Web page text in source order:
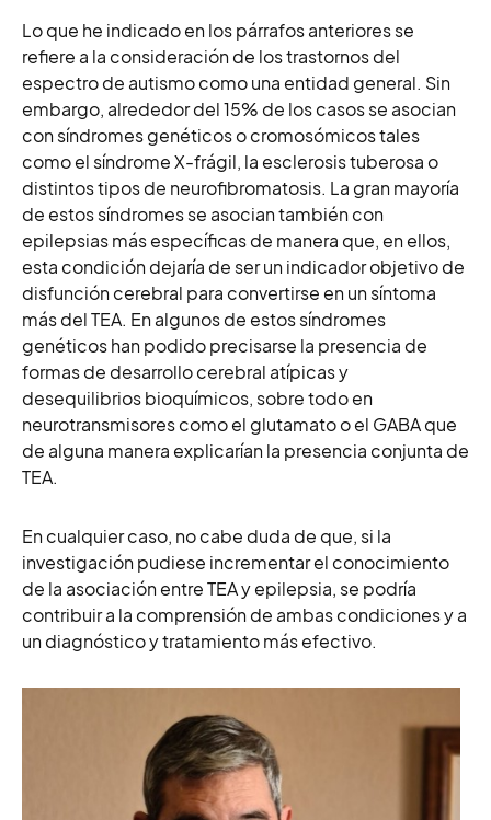
Lo que he indicado en los párrafos anteriores se
refiere a la consideración de los trastornos del
espectro de autismo como una entidad general. Sin
embargo, alrededor del 15% de los casos se asocian
con síndromes genéticos o cromosómicos tales
como el síndrome X-frágil, la esclerosis tuberosa o
distintos tipos de neurofibromatosis. La gran mayoría
de estos síndromes se asocian también con
epilepsias más específicas de manera que, en ellos,
esta condición dejaría de ser un indicador objetivo de
disfunción cerebral para convertirse en un síntoma
más del TEA. En algunos de estos síndromes
genéticos han podido precisarse la presencia de
formas de desarrollo cerebral atípicas y
desequilibrios bioquímicos, sobre todo en
neurotransmisores como el glutamato o el GABA que
de alguna manera explicarían la presencia conjunta de
TEA.
En cualquier caso, no cabe duda de que, si la
investigación pudiese incrementar el conocimiento
de la asociación entre TEA y epilepsia, se podría
contribuir a la comprensión de ambas condiciones y a
un diagnóstico y tratamiento más efectivo.